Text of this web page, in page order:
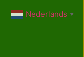
Nederlands ▼